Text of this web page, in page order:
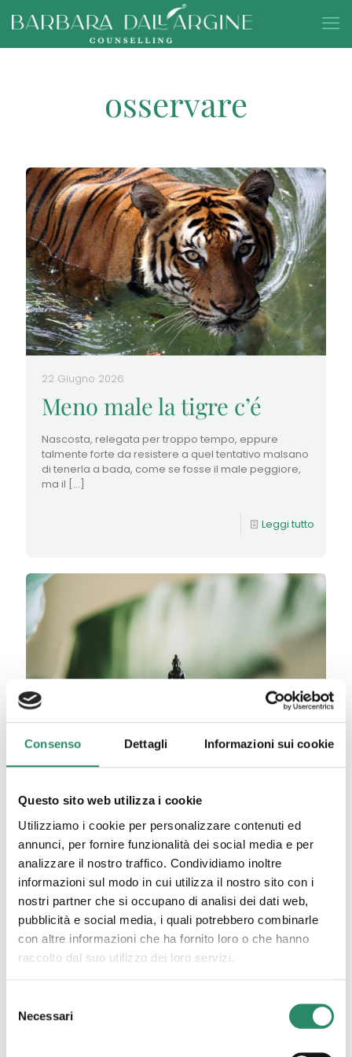
Consenso Dettagli Informazioni sui cookie
Questo sito web utilizza i cookie
Utilizziamo i cookie per personalizzare contenuti ed
annunci, per fornire funzionalità dei social media e per
analizzare il nostro traffico. Condividiamo inoltre
informazioni sul modo in cui utilizza il nostro sito con i
nostri partner che si occupano di analisi dei dati web,
pubblicità e social media, i quali potrebbero combinarle
con altre informazioni che ha fornito loro o che hanno
raccolto dal suo utilizzo dei loro servizi.
delNecessari
osservare
22 Giugno 2026
Meno male la tigre c’é
Nascosta, relegata per troppo tempo, eppure
talmente forte da resistere a quel tentativo malsano
di tenerla a bada, come se fosse il male peggiore,
ma il […]
Leggi tutto
19 Dicembre 2024
Tempo
“Tempo, comunque vadano le cose lui passa e se
ne frega se qualcuno in ritardo puoi chiamarlo
bastardo ma intanto già andato”, così iniziava la
canzone